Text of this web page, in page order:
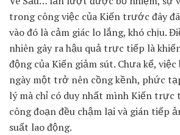
trong công việc của Kiến trước đây
vào đó là cảm giác lo lắng, khó chịu.
nhiên gây ra hậu quả trực tiếp là
động của Kiến giảm sút. Chưa kể,
ngày một trở nên cồng kềnh, phức
lý mà chỉ có duy nhất mình Kiến trực
công đoạn đều chậm lại và gián tiếp
suất lao động.